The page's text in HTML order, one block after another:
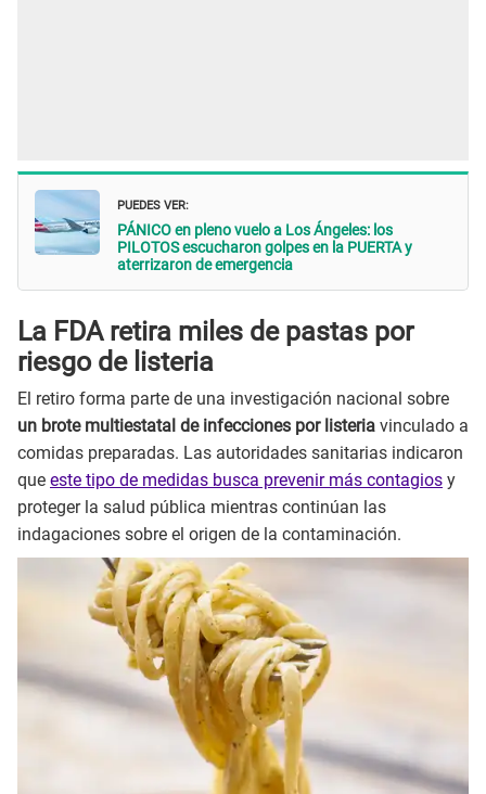
PUEDES VER:
PÁNICO en pleno vuelo a Los Ángeles: los
PILOTOS escucharon golpes en la PUERTA y
aterrizaron de emergencia
La FDA retira miles de pastas por
riesgo de listeria
El retiro forma parte de una investigación nacional sobre
un brote multiestatal de infecciones por listeria vinculado a
comidas preparadas. Las autoridades sanitarias indicaron
que este tipo de medidas busca prevenir más contagios y
proteger la salud pública mientras continúan las
indagaciones sobre el origen de la contaminación.